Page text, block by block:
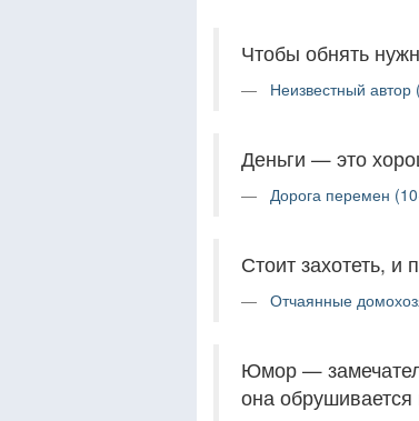
Чтобы обнять
Неизвестный автор
Деньги — это
Дорога перемен
Стоит захотеть, и
Отчаянные
Юмор —
она